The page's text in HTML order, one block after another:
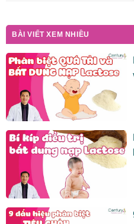
BÀI VIẾT XEM NHIỀU